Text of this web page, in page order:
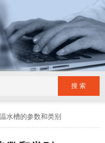
水槽的参数和类别